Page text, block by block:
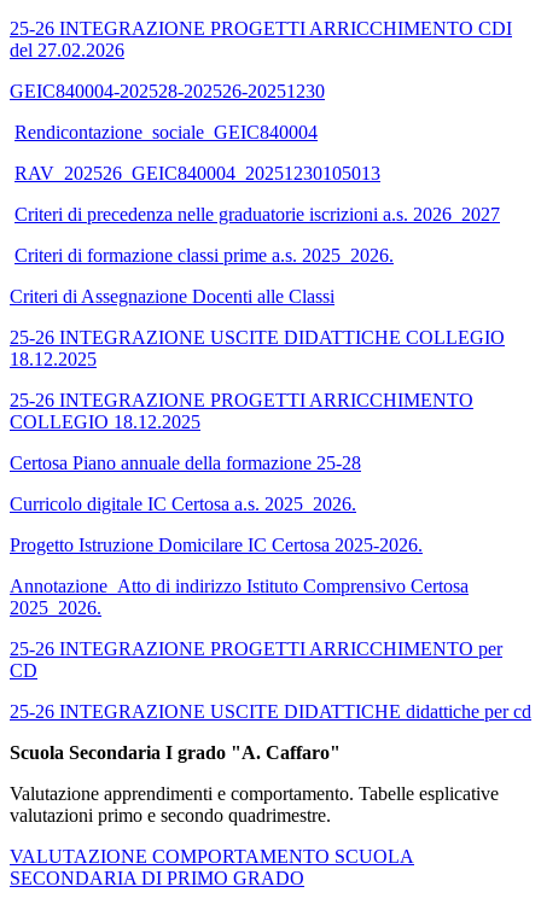
25-26 INTEGRAZIONE PROGETTI ARRICCHIMENTO CDI
del 27.02.2026
GEIC840004-202528-202526-20251230
Rendicontazione_sociale_GEIC840004
RAV_202526_GEIC840004_20251230105013
Criteri di precedenza nelle graduatorie iscrizioni a.s. 2026_2027
Criteri di formazione classi prime a.s. 2025_2026.
Criteri di Assegnazione Docenti alle Classi
25-26 INTEGRAZIONE USCITE DIDATTICHE COLLEGIO
18.12.2025
25-26 INTEGRAZIONE PROGETTI ARRICCHIMENTO
COLLEGIO 18.12.2025
Certosa Piano annuale della formazione 25-28
Curricolo digitale IC Certosa a.s. 2025_2026.
Progetto Istruzione Domicilare IC Certosa 2025-2026.
Annotazione_Atto di indirizzo Istituto Comprensivo Certosa
2025_2026.
25-26 INTEGRAZIONE PROGETTI ARRICCHIMENTO per
CD
25-26 INTEGRAZIONE USCITE DIDATTICHE didattiche per cd
Scuola Secondaria I grado "A. Caffaro"
Valutazione apprendimenti e comportamento. Tabelle esplicative
valutazioni primo e secondo quadrimestre.
VALUTAZIONE COMPORTAMENTO SCUOLA
SECONDARIA DI PRIMO GRADO